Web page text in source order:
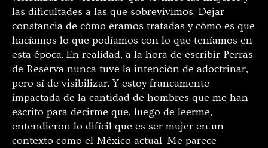
las dificultades a las que sobrevivimos. Dejar
constancia de cómo éramos tratadas y cómo es que
hacíamos lo que podíamos con lo que teníamos en
esta época. En realidad, a la hora de escribir Perras
de Reserva nunca tuve la intención de adoctrinar,
pero sí de visibilizar. Y estoy francamente
impactada de la cantidad de hombres que me han
escrito para decirme que, luego de leerme,
entendieron lo difícil que es ser mujer en un
contexto como el México actual. Me parece